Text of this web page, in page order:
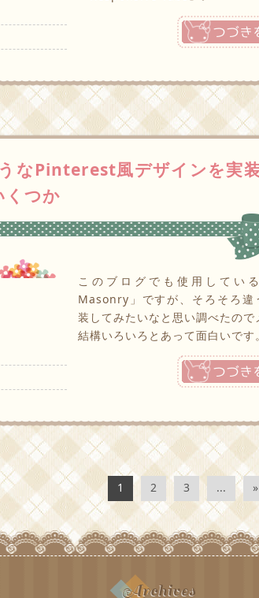
なPinterest風デザインを実
つか
このブログでも使用してい
Masonry」ですが、そろそろ違
装してみたいなと思い調べたので
結構いろいろとあって面白いです。
1 2 3 ... »
Archives